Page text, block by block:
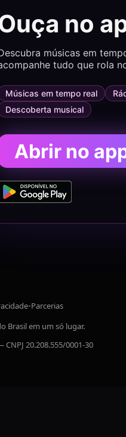
no
músicas em
tudo que rola
Músicas em tempo real
Descoberta musical
Abrir no
•Parcerias
Brasil em um só lugar.
CNPJ 20.208.555/0001-30